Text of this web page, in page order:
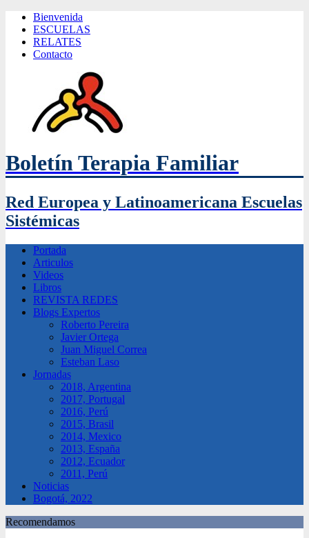
Bienvenida
ESCUELAS
RELATES
Contacto
Boletín Terapia Familiar
Red Europea y Latinoamericana Escuelas
Sistémicas
Portada
Articulos
Videos
Libros
REVISTA REDES
Blogs Expertos
Roberto Pereira
Javier Ortega
Juan Miguel Correa
Esteban Laso
Jornadas
2018, Argentina
2017, Portugal
2016, Perú
2015, Brasil
2014, Mexico
2013, España
2012, Ecuador
2011, Perú
Noticias
Bogotá, 2022
Recomendamos